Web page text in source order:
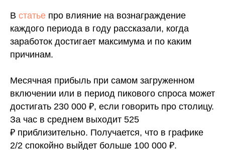
В статье про влияние на вознаграждение
каждого периода в году рассказали, когда
заработок достигает максимума и по каким
причинам.
Месячная прибыль при самом загруженном
включении или в период пикового спроса может
достигать 230 000 ₽, если говорить про столицу.
За час в среднем выходит 525
₽ приблизительно. Получается, что в графике
2/2 спокойно выйдет больше 100 000 ₽.